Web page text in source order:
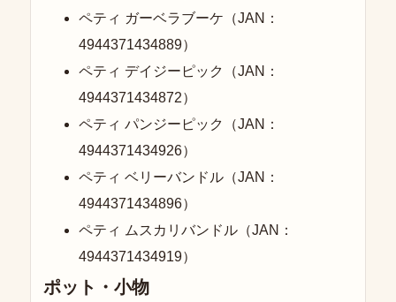
ペティ ガーベラブーケ（JAN：
4944371434889）
ペティ デイジーピック（JAN：
4944371434872）
ペティ パンジーピック（JAN：
4944371434926）
ペティ ベリーバンドル（JAN：
4944371434896）
ペティ ムスカリバンドル（JAN：
4944371434919）
ポット・小物